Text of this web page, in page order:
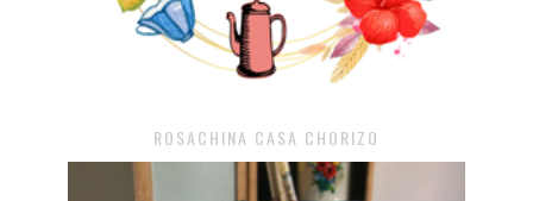
ROSACHINA CASA CHORIZO